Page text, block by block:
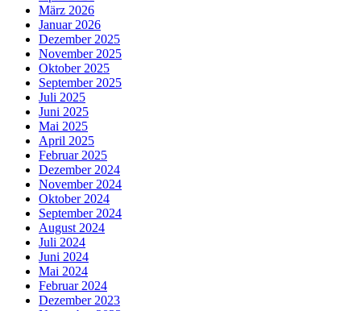
März 2026
Januar 2026
Dezember 2025
November 2025
Oktober 2025
September 2025
Juli 2025
Juni 2025
Mai 2025
April 2025
Februar 2025
Dezember 2024
November 2024
Oktober 2024
September 2024
August 2024
Juli 2024
Juni 2024
Mai 2024
Februar 2024
Dezember 2023